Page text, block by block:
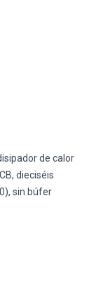
de calor
dieciséis
sin búfer